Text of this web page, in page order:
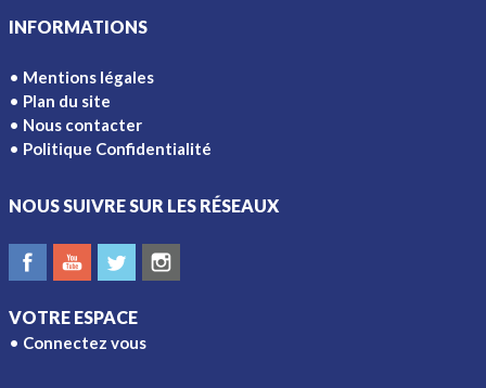
INFORMATIONS
Mentions légales
Plan du site
Nous contacter
Politique Confidentialité
NOUS SUIVRE SUR LES RÉSEAUX
VOTRE ESPACE
Connectez vous